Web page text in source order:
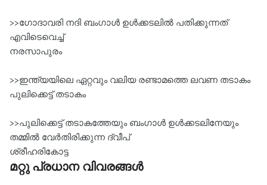
>>ഗോദാവരി നദി ബംഗാള്‍ ഉള്‍ക്കടലില്‍ പതിക്കുന്നത്‌
എവിടെവെച്ച്‌
നരസാപുരം
>>ഇന്ത്യയിലെ ഏറ്റവും വലിയ രണ്ടാമത്തെ ലവണ തടാകം
പുലിക്കെട്ട്‌ തടാകം
>>പുലിക്കെട്ട്‌ തടാകത്തേയും ബംഗാള്‍ ഉള്‍ക്കടലിനേയും
തമ്മില്‍ വേര്‍തിരിക്കുന്ന ദ്വീപ്
ശ്രീഹരികോട്ട
മറ്റു പ്രധാന വിവരങ്ങൾ